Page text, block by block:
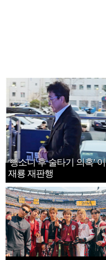
‘뺑소니 후 술타기 의혹’ 이
재룡 재판행